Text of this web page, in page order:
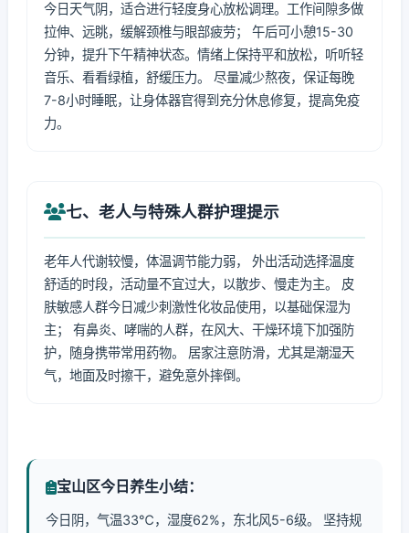
今日天气阴，适合进行轻度身心放松调理。工作间隙多做
拉伸、远眺，缓解颈椎与眼部疲劳； 午后可小憩15-30
分钟，提升下午精神状态。情绪上保持平和放松，听听轻
音乐、看看绿植，舒缓压力。 尽量减少熬夜，保证每晚
7-8小时睡眠，让身体器官得到充分休息修复，提高免疫
力。
七、老人与特殊人群护理提示
老年人代谢较慢，体温调节能力弱， 外出活动选择温度
舒适的时段，活动量不宜过大，以散步、慢走为主。 皮
肤敏感人群今日减少刺激性化妆品使用，以基础保湿为
主； 有鼻炎、哮喘的人群，在风大、干燥环境下加强防
护，随身携带常用药物。 居家注意防滑，尤其是潮湿天
气，地面及时擦干，避免意外摔倒。
宝山区今日养生小结：
今日阴，气温33℃，湿度62%，东北风5-6级。 坚持规